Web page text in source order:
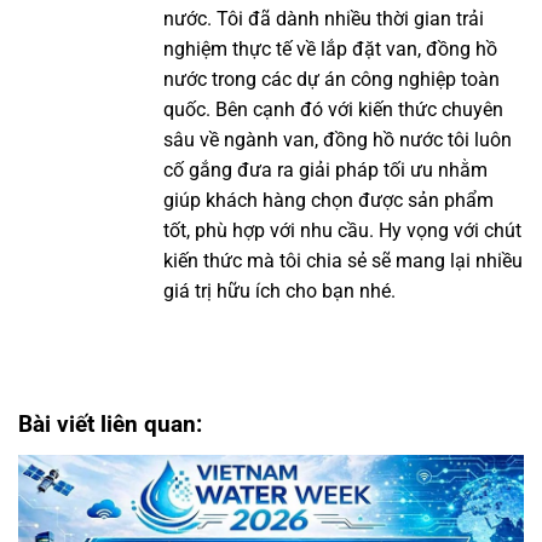
nước. Tôi đã dành nhiều thời gian trải
nghiệm thực tế về lắp đặt van, đồng hồ
nước trong các dự án công nghiệp toàn
quốc. Bên cạnh đó với kiến thức chuyên
sâu về ngành van, đồng hồ nước tôi luôn
cố gắng đưa ra giải pháp tối ưu nhằm
giúp khách hàng chọn được sản phẩm
tốt, phù hợp với nhu cầu. Hy vọng với chút
kiến thức mà tôi chia sẻ sẽ mang lại nhiều
giá trị hữu ích cho bạn nhé.
Bài viết liên quan: